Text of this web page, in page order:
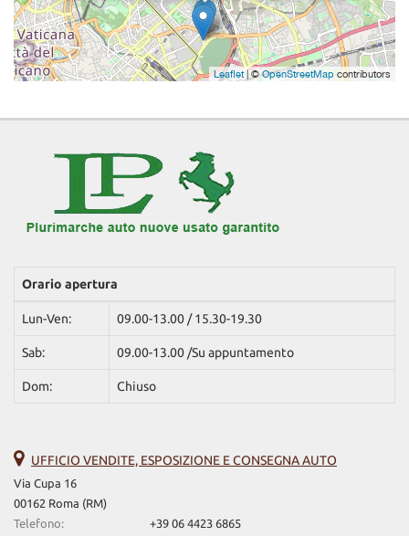
Leaflet| ©OpenStreetMap contributors
Orario apertura
Lun-Ven: 09.00-13.00 / 15.30-19.30
Sab: 09.00-13.00 /Su appuntamento
Dom: Chiuso
UFFICIO VENDITE, ESPOSIZIONE E CONSEGNA AUTO
Via Cupa 16
00162 Roma (RM)
Telefono:
+39 06 4423 6865